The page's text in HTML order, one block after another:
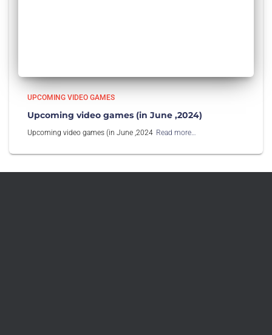
UPCOMING VIDEO GAMES
Upcoming video games (in June ,2024)
Upcoming video games (in June ,2024 Read more…